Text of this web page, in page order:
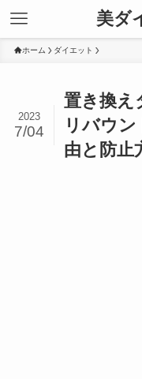
美ダ
ホーム ダイエット
置き換え
リバウ
由と防止
2023
7/04